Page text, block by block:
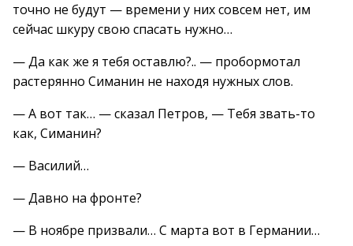
точно не будут — времени у них совсем нет, им
сейчас шкуру свою спасать нужно…
— Да как же я тебя оставлю?.. — пробормотал
растерянно Симанин не находя нужных слов.
— А вот так… — сказал Петров, — Тебя звать-то
как, Симанин?
— Василий…
— Давно на фронте?
— В ноябре призвали… С марта вот в Германии…